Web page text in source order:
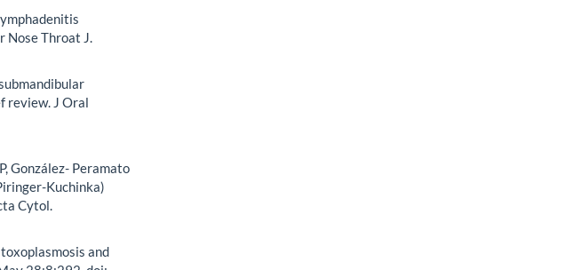
Nose Throat J.
review. J Oral
González- Peramato
Kuchinka)
Cytol.
toxoplasmosis and